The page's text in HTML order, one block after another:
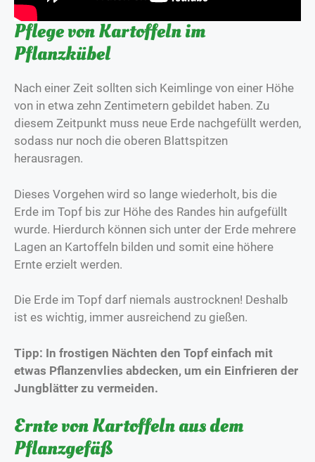
Pflege von Kartoffeln im
Pflanzkübel
Nach einer Zeit sollten sich Keimlinge von einer Höhe
von in etwa zehn Zentimetern gebildet haben. Zu
diesem Zeitpunkt muss neue Erde nachgefüllt werden,
sodass nur noch die oberen Blattspitzen
herausragen.
Dieses Vorgehen wird so lange wiederholt, bis die
Erde im Topf bis zur Höhe des Randes hin aufgefüllt
wurde. Hierdurch können sich unter der Erde mehrere
Lagen an Kartoffeln bilden und somit eine höhere
Ernte erzielt werden.
Die Erde im Topf darf niemals austrocknen! Deshalb
ist es wichtig, immer ausreichend zu gießen.
Tipp: In frostigen Nächten den Topf einfach mit
etwas Pflanzenvlies abdecken, um ein Einfrieren der
Jungblätter zu vermeiden.
Ernte von Kartoffeln aus dem
Pflanzgefäß